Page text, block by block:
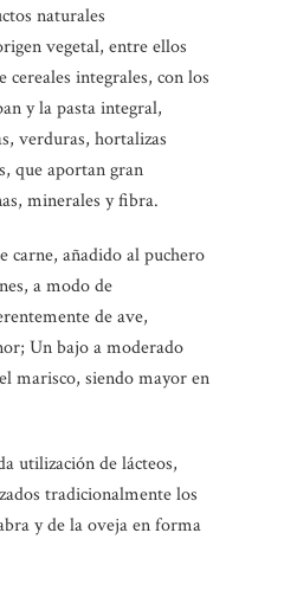
naturales
vegetal, entre ellos
cereales integrales, con los
y la pasta integral,
verduras, hortalizas
que aportan gran
minerales y fibra.
carne, añadido al puchero
a modo de
de ave,
Un bajo a moderado
marisco, siendo mayor en
utilización de lácteos,
tradicionalmente los
y de la oveja en forma